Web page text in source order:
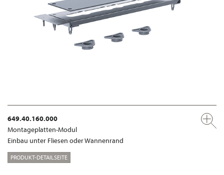
649.40.160.000
Montageplatten-Modul
Einbau unter Fliesen oder Wannenrand
PRODUKT-DETAILSEITE